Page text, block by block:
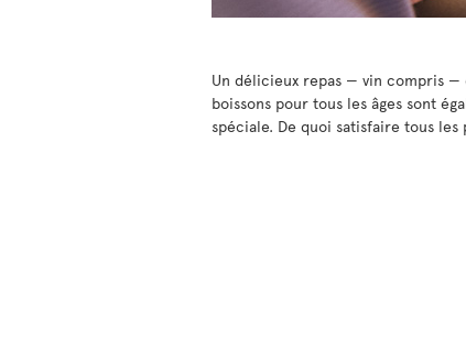
Un délicieux repas — vin compris
boissons pour tous les âges sont
spéciale. De quoi satisfaire tous les